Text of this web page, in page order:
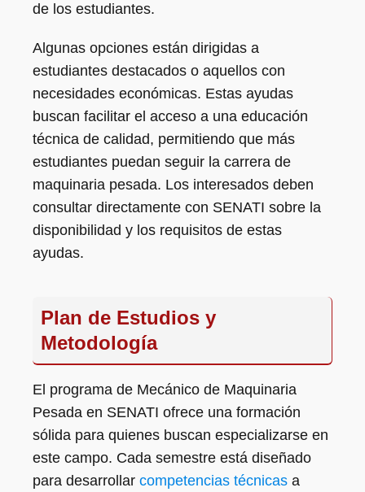
de los estudiantes.
Algunas opciones están dirigidas a
estudiantes destacados o aquellos con
necesidades económicas. Estas ayudas
buscan facilitar el acceso a una educación
técnica de calidad, permitiendo que más
estudiantes puedan seguir la carrera de
maquinaria pesada. Los interesados deben
consultar directamente con SENATI sobre la
disponibilidad y los requisitos de estas
ayudas.
Plan de Estudios y
Metodología
El programa de Mecánico de Maquinaria
Pesada en SENATI ofrece una formación
sólida para quienes buscan especializarse en
este campo. Cada semestre está diseñado
para desarrollar competencias técnicas a